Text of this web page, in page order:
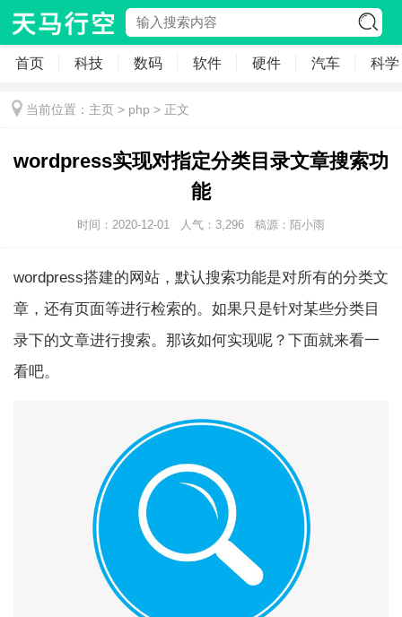
首页 科技 数码 软件 硬件 汽车 科学
当前位置： 主页 > php > 正文
wordpress实现对指定分类目录文章搜索功
能
时间：2020-12-01 人气： 3,296 稿源： 陌小雨
wordpress搭建的网站，默认搜索功能是对所有的分类文
章，还有页面等进行检索的。如果只是针对某些分类目
录下的文章进行搜索。那该如何实现呢？下面就来看一
看吧。